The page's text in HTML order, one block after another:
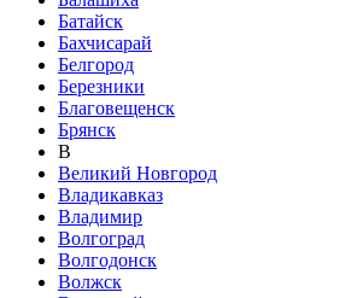
Батайск
Бахчисарай
Белгород
Березники
Благовещенск
Брянск
В
Великий Новгород
Владикавказ
Владимир
Волгоград
Волгодонск
Волжск